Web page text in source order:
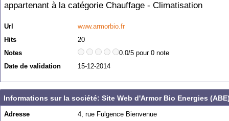
appartenant à la catégorie Chauffage - Climatisation
Url
www.armorbio.fr
Hits
20
Notes
0.0/5 pour 0 note
Date de validation
15-12-2014
Informations sur la société: Site Web d'Armor Bio Energies
Adresse
4, rue Fulgence Bienvenue